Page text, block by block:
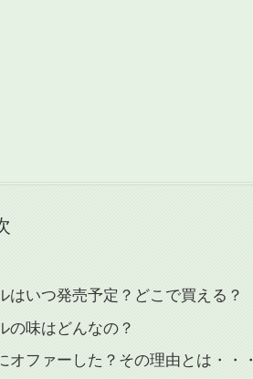
はいつ発売予定？どこで買える？
の味はどんなの？
ファーした？その理由とは・・・